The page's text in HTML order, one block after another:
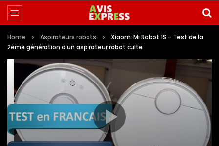
Home Aspirateurs robots
Xiaomi Mi Robot 1S – Test de la
2ème génération d’un aspirateur robot culte